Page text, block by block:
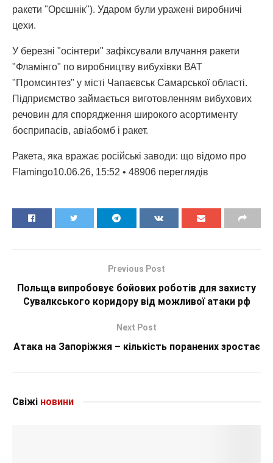
ракети "Орєшнік"). Ударом були уражені виробничі
цехи.
У березні "осінтери" зафіксували влучання ракети
"Фламінго" по виробництву вибухівки ВАТ
"Промсинтез" у місті Чапаєвськ Самарської області.
Підприємство займається виготовленням вибухових
речовин для спорядження широкого асортименту
боєприпасів, авіабомб і ракет.
Ракета, яка вражає російські заводи: що відомо про
Flamingo10.06.26, 15:52 • 48906 переглядiв
Previous Post
Польща випробовує бойових роботів для захисту
Сувалкського коридору від можливої атаки рф
Next Post
Атака на Запоріжжя – кількість поранених зростає
Свіжі новини